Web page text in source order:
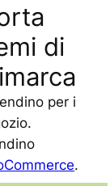
di
per i
.